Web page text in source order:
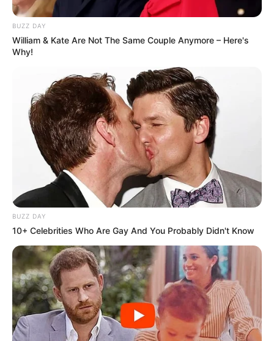
BUZZ DAY
William & Kate Are Not The Same Couple Anymore – Here's
Why!
BUZZ DAY
10+ Celebrities Who Are Gay And You Probably Didn't Know